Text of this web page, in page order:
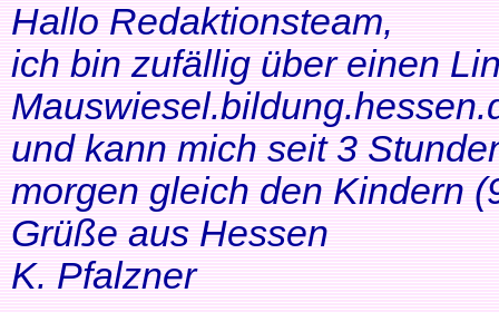
Hallo Redaktionsteam,
ich bin zufällig über einen
und kann mich seit 3
morgen gleich den Kindern
Grüße aus Hessen
K. Pfalzner